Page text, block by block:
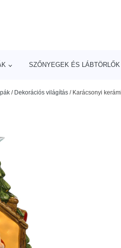
SZŐNYEGEK ÉS LÁBTÖRLŐK
/ Dekorációs világítás / Karácsonyi